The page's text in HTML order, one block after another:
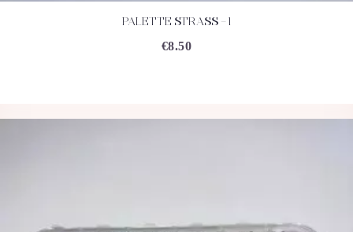
PALETTE STRASS – 1
€8.50